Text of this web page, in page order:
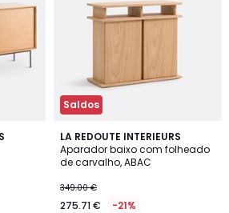
Saldos
LA REDOUTE INTERIEURS
Aparador baixo com folheado
de carvalho, ABAC
349.00 €
275.71 € -21%